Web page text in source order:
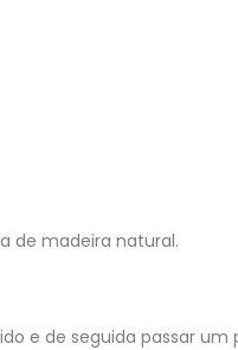
de madeira natural.
e de seguida passar um